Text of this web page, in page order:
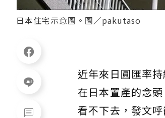
日本住宅示意圖。圖／pakutaso
近年來日圓匯率
在日本置產的念
看不下去，發文